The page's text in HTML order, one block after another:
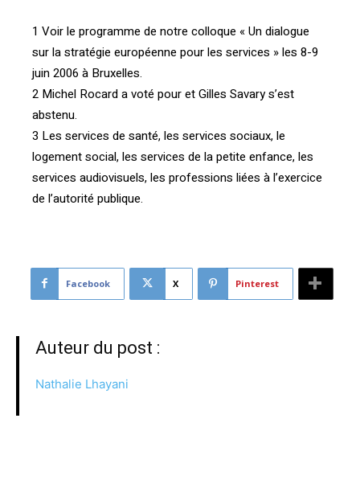
1 Voir le programme de notre colloque « Un dialogue
sur la stratégie européenne pour les services » les 8-9
juin 2006 à Bruxelles.
2 Michel Rocard a voté pour et Gilles Savary s’est
abstenu.
3 Les services de santé, les services sociaux, le
logement social, les services de la petite enfance, les
services audiovisuels, les professions liées à l’exercice
de l’autorité publique.
Facebook X Pinterest
Auteur du post :
Nathalie Lhayani